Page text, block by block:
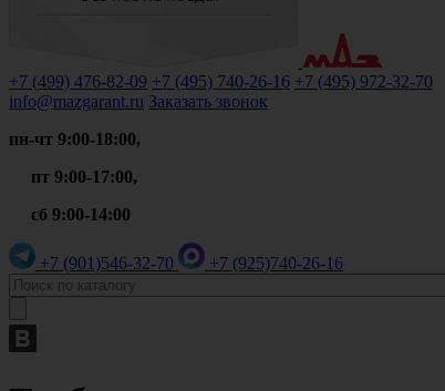
+7 (499) 476-82-09 +7 (495) 740-26-16 +7 (495) 972-32-70
info@mazgarant.ru Заказать звонок
пн-чт 9:00-18:00,
пт 9:00-17:00,
сб 9:00-14:00
+7 (901)546-32-70 +7 (925)740-26-16